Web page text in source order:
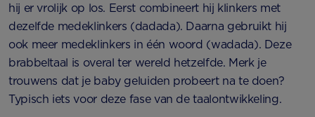
hij er vrolijk op los. Eerst combineert hij klinkers met
dezelfde medeklinkers (dadada). Daarna gebruikt hij
ook meer medeklinkers in één woord (wadada). Deze
brabbeltaal is overal ter wereld hetzelfde. Merk je
trouwens dat je baby geluiden probeert na te doen?
Typisch iets voor deze fase van de taalontwikkeling.